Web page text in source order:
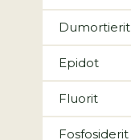
Dumortierit
Epidot
Fluorit
Fosfosiderit